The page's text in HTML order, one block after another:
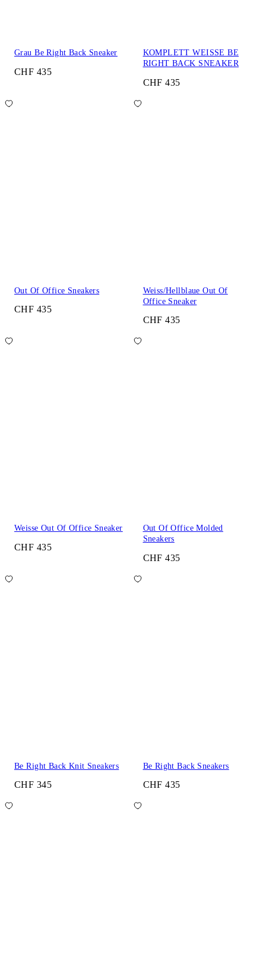
Grau Be Right Back Sneaker
CHF 435
KOMPLETT WEISSE BE
RIGHT BACK SNEAKER
CHF 435
Out Of Office Sneakers
CHF 435
Weiss/Hellblaue Out Of
Office Sneaker
CHF 435
Weisse Out Of Office Sneaker
CHF 435
Out Of Office Molded
Sneakers
CHF 435
Be Right Back Knit Sneakers
CHF 345
Be Right Back Sneakers
CHF 435